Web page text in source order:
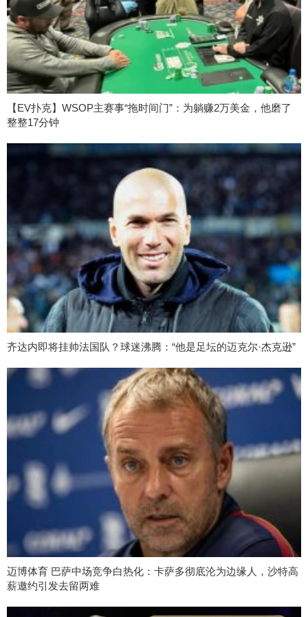
【EV扑克】WSOP主赛事“拖时间门”：为躺赚2万美金，他磨了
整整17分钟
齐达内即将挂帅法国队？球迷沸腾：“他是足坛的迈克尔·杰克逊”
迈博体育 巴萨中场竞争白热化：卡萨多彻底沦为边缘人，沙特高
薪邀约引发去留两难